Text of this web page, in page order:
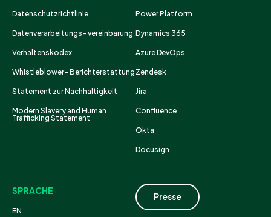
Datenschutzrichtlinie
Datenverarbeitungs- vereinbarung
Verhaltenskodex
Whistleblower- Berichterstattung
Statement zur Nachhaltigkeit
Modern Slavery and Human
Trafficking Statement
Power Platform
Dynamics 365
Azure DevOps
Zendesk
Jira
Confluence
Okta
Docusign
SPRACHE
EN
Presse